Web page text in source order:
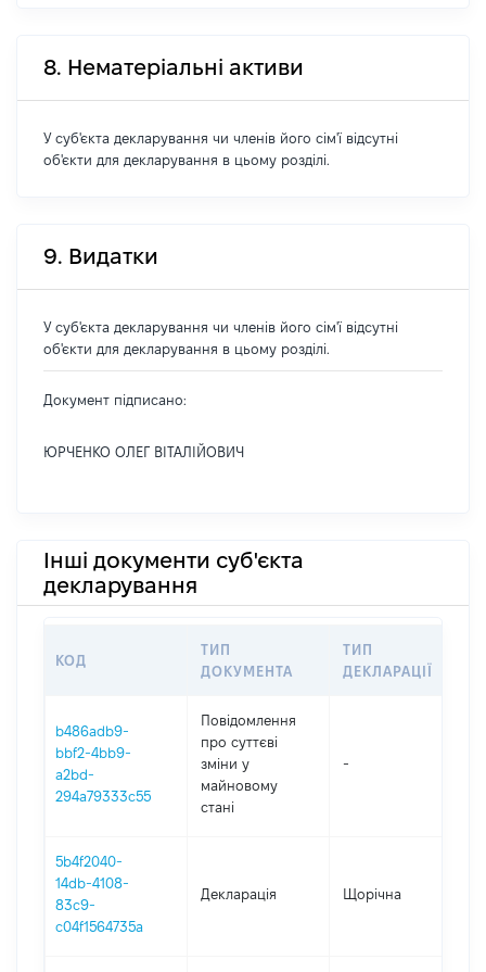
8. Нематеріальні активи
У суб'єкта декларування чи членів його сім'ї відсутні
об'єкти для декларування в цьому розділі.
9. Видатки
У суб'єкта декларування чи членів його сім'ї відсутні
об'єкти для декларування в цьому розділі.
Документ підписано:
ЮРЧЕНКО ОЛЕГ ВІТАЛІЙОВИЧ
Інші документи суб'єкта
декларування
КОД
ТИП
ДОКУМЕНТА
ТИП
ДЕКЛАРАЦІЇ
b486adb9-
bbf2-4bb9-
a2bd-
294a79333c55
Повідомлення
про суттєві
зміни y
майновому
стані
-
5b4f2040-
14db-4108-
83c9-
c04f1564735a
Декларація Щорічна